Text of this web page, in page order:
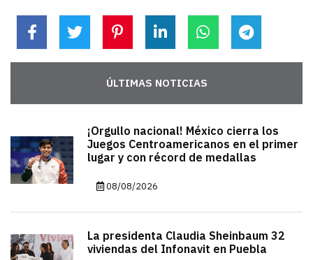
ÚLTIMAS NOTICIAS
¡Orgullo nacional! México cierra los
Juegos Centroamericanos en el primer
lugar y con récord de medallas
08/08/2026
La presidenta Claudia Sheinbaum 32
viviendas del Infonavit en Puebla